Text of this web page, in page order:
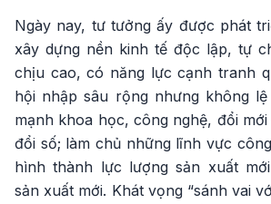
Ngày nay, tư tưởng ấy được phát
xây dựng nền kinh tế độc lập, tự
chịu cao, có năng lực cạnh tranh
hội nhập sâu rộng nhưng không
mạnh khoa học, công nghệ, đổi
đổi số; làm chủ những lĩnh vực
hình thành lực lượng sản xuất
sản xuất mới. Khát vọng “sánh vai